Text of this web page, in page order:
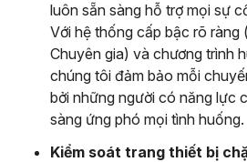
luôn sẵn sàng hỗ trợ mọi sự
Với hệ thống cấp bậc rõ
Chuyên gia) và chương trình
chúng tôi đảm bảo mỗi
bởi những người có năng lực
sàng ứng phó mọi tình huống.
Kiểm soát trang thiết bị